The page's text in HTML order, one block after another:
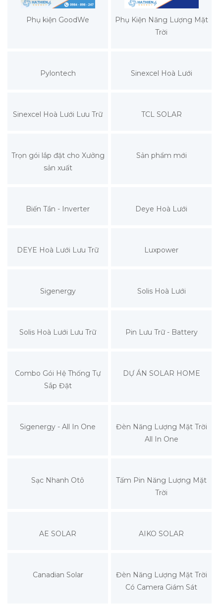
Phụ kiện GoodWe
Phụ Kiện Năng Lượng Mặt
Trời
Pylontech Sinexcel Hoà Lưới
Sinexcel Hoà Lưới Lưu Trữ TCL SOLAR
Trọn gói lắp đặt cho Xưởng
sản xuất
Sản phẩm mới
Biến Tần - Inverter Deye Hoà Lưới
DEYE Hoà Lưới Lưu Trữ Luxpower
Sigenergy Solis Hoà Lưới
Solis Hoà Lưới Lưu Trữ Pin Lưu Trữ - Battery
Combo Gói Hệ Thống Tự
Sắp Đặt
DỰ ÁN SOLAR HOME
Sigenergy - All In One
Đèn Năng Lượng Mặt Trời
All In One
Sạc Nhanh Otô
Tấm Pin Năng Lượng Mặt
Trời
AE SOLAR AIKO SOLAR
Canadian Solar
Đèn Năng Lượng Mặt Trời
Có Camera Giám Sát